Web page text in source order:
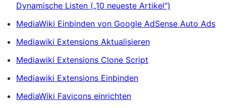
Dynamische Listen („10 neueste Artikel")
MediaWiki Einbinden von Google AdSense Auto Ads
Mediawiki Extensions Aktualisieren
Mediawiki Extensions Clone Script
Mediawiki Extensions Einbinden
MediaWiki Favicons einrichten